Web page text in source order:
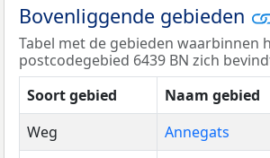
Bovenliggende gebieden
Tabel met de gebieden waarbinnen
postcodegebied 6439 BN zich
Soort gebied
Naam gebied
Weg
Annegats